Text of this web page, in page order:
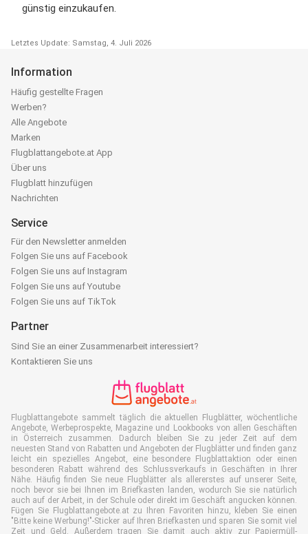
günstig einzukaufen.
Letztes Update: Samstag, 4. Juli 2026
Information
Häufig gestellte Fragen
Werben?
Alle Angebote
Marken
Flugblattangebote.at App
Über uns
Flugblatt hinzufügen
Nachrichten
Service
Für den Newsletter anmelden
Folgen Sie uns auf Facebook
Folgen Sie uns auf Instagram
Folgen Sie uns auf Youtube
Folgen Sie uns auf TikTok
Partner
Sind Sie an einer Zusammenarbeit interessiert?
Kontaktieren Sie uns
Flugblattangebote sammelt täglich die aktuellen Flugblätter, wöchentliche
Angebote, Werbeprospekte, Magazine und Lookbooks von allen Geschäften
in Österreich zusammen. Dadurch bleiben Sie zu jeder Zeit auf dem
neuesten Stand von Rabatten und Angeboten der Flugblätter und finden ganz
leicht ein spezielles Angebot, eine besondere Flugblattaktion oder einen
besonderen Rabatt während des Schlussverkaufs in Geschäften in Ihrer
Nähe. Häufig finden Sie neue Flugblätter als allererstes auf unserer Seite,
noch bevor sie bei Ihnen im Briefkasten landen, wodurch Sie sie natürlich
auch auf der Arbeit, in der Schule oder direkt im Geschäft angucken können.
Fügen Sie Flugblattangebote.at zu Ihren Favoriten hinzu, kleben Sie einen
"Bitte keine Werbung!"-Sticker auf Ihren Briefkasten und sparen Sie somit viel
Zeit und Geld. Außerdem tragen Sie damit auch aktiv zur Papiermüll-